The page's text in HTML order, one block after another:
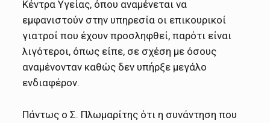
Κέντρα Υγείας, όπου αναμένεται να
εμφανιστούν στην υπηρεσία οι επικουρικοί
γιατροί που έχουν προσληφθεί, παρότι είναι
λιγότεροι, όπως είπε, σε σχέση με όσους
αναμένονταν καθώς δεν υπήρξε μεγάλο
ενδιαφέρον.
Πάντως ο Σ. Πλωμαρίτης ότι η συνάντηση που